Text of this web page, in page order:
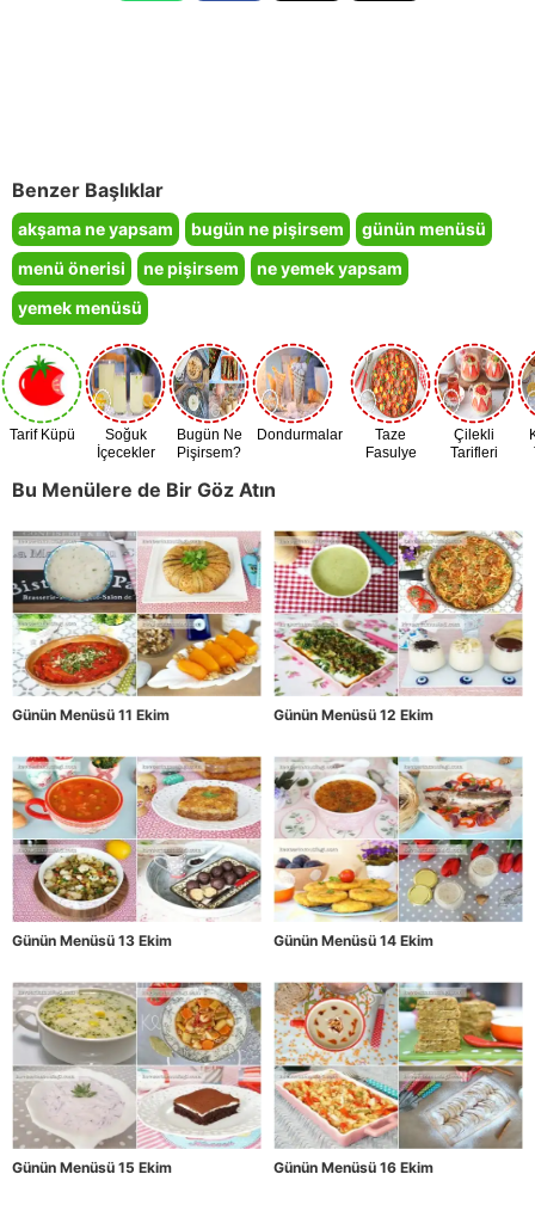
Benzer Başlıklar
akşama ne yapsam bugün ne pişirsem
günün menüsü
menü önerisi
ne pişirsem
ne yemek yapsam
yemek menüsü
Tarif Küpü
Soğuk
İçecekler
Bugün Ne
Pişirsem?
Dondurmalar
Taze
Fasulye
Çilekli
Tarifleri
Bu Menülere de Bir Göz Atın
Günün Menüsü 11 Ekim Günün Menüsü 12 Ekim
Günün Menüsü 13 Ekim Günün Menüsü 14 Ekim
Günün Menüsü 15 Ekim Günün Menüsü 16 Ekim